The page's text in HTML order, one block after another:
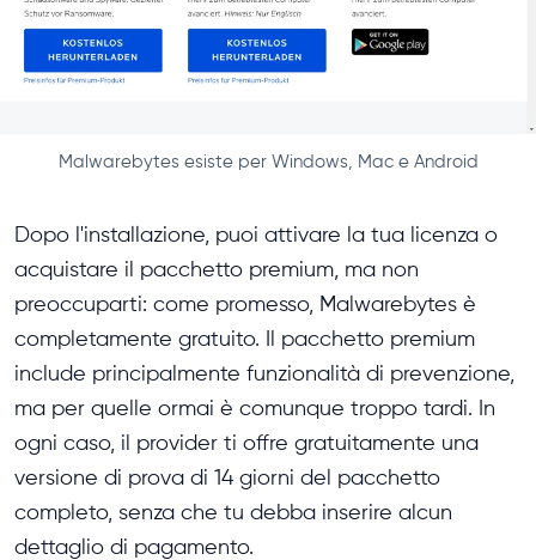
Malwarebytes esiste per Windows, Mac e Android
Dopo l'installazione, puoi attivare la tua licenza o
acquistare il pacchetto premium, ma non
preoccuparti: come promesso, Malwarebytes è
completamente gratuito. Il pacchetto premium
include principalmente funzionalità di prevenzione,
ma per quelle ormai è comunque troppo tardi. In
ogni caso, il provider ti offre gratuitamente una
versione di prova di 14 giorni del pacchetto
completo, senza che tu debba inserire alcun
dettaglio di pagamento.